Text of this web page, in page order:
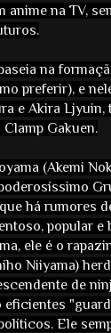
anime na TV,
na
preferir), e
e Akira
Gakuen.
(Akemi
há rumores
popular
ele é o
Niiyama)
de
eficientes
Ele